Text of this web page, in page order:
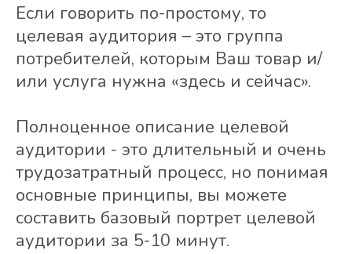
Если говорить по-простому, то
целевая аудитория – это группа
потребителей, которым Ваш товар и/
или услуга нужна «здесь и сейчас».
Полноценное описание целевой
аудитории - это длительный и очень
трудозатратный процесс, но понимая
основные принципы, вы можете
составить базовый портрет целевой
аудитории за 5-10 минут.